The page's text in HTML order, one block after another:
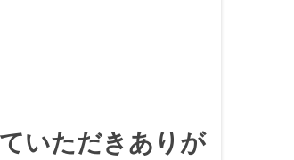
いただきありが